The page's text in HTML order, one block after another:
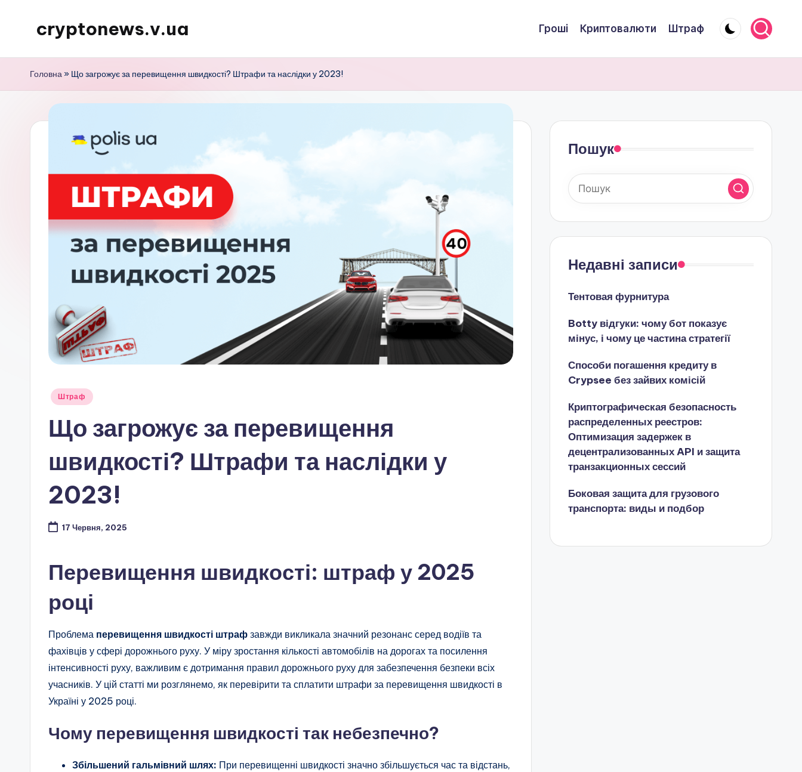
Перейтиcryptonews.v.ua
новини
аналітика,
курси,
прогнози
гайди.
Гроші Криптовалюти Штраф
Головна» Що загрожує за перевищення швидкості? Штрафи та наслідки у 2023!
Опубліковано
Штраф
Що загрожує за перевищення
швидкості? Штрафи та наслідки у
2023!
17 Червня, 2025
Перевищення швидкості: штраф у 2025
році
Проблема перевищення швидкості штраф завжди викликала значний резонанс серед водіїв та
фахівців у сфері дорожнього руху. У міру зростання кількості автомобілів на дорогах та посилення
інтенсивності руху, важливим є дотримання правил дорожнього руху для забезпечення безпеки всіх
учасників. У цій статті ми розглянемо, як перевірити та сплатити штрафи за перевищення швидкості в
Україні у 2025 році.
Чому перевищення швидкості так небезпечно?
Збільшений гальмівний шлях: При перевищенні швидкості значно збільшується час та відстань,
Пошук
Недавні записи
Тентовая фурнитура
Botty відгуки: чому бот показує
мінус, і чому це частина стратегії
Способи погашення кредиту в
Crypsee без зайвих комісій
Криптографическая безопасность
распределенных реестров:
Оптимизация задержек в
децентрализованных API и защита
транзакционных сессий
Боковая защита для грузового
транспорта: виды и подбор